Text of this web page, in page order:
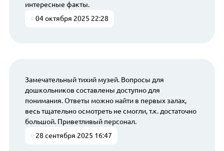
интересные факты.
04 октября 2025 22:28
Замечательный тихий музей. Вопросы для
дошкольников составлены доступно для
понимания. Ответы можно найти в первых залах,
весь тщательно осмотреть не смогли, т.к. достаточно
большой. Приветливый персонал.
28 сентября 2025 16:47